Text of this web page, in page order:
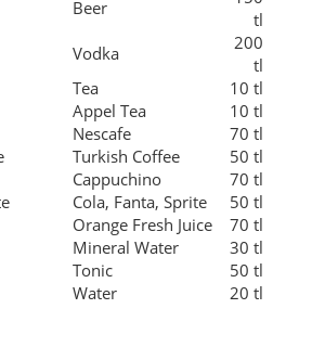
Nescafe
70 tl
Turkish Coffee
50 tl
Cappuchino
70 tl
Cola, Fanta, Sprite
50 tl
Orange Fresh Juice
70 tl
Mineral Water
30 tl
Tonic
50 tl
Water 20 tl